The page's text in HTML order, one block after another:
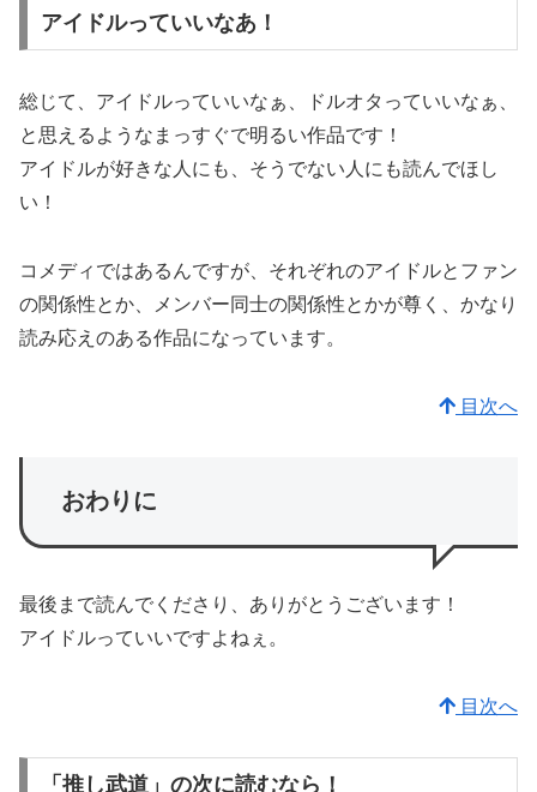
アイドルっていいなあ！
総じて、アイドルっていいなぁ、ドルオタっていいなぁ、
と思えるようなまっすぐで明るい作品です！
アイドルが好きな人にも、そうでない人にも読んでほし
い！
コメディではあるんですが、それぞれのアイドルとファン
の関係性とか、メンバー同士の関係性とかが尊く、かなり
読み応えのある作品になっています。
目次へ
おわりに
最後まで読んでくださり、ありがとうございます！
アイドルっていいですよねぇ。
目次へ
「推し武道」の次に読むなら！